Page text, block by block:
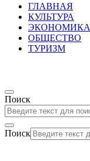
ГЛАВНАЯ
КУЛЬТУРА
ЭКОНОМИКА
ОБЩЕСТВО
ТУРИЗМ
Поиск
Поиск